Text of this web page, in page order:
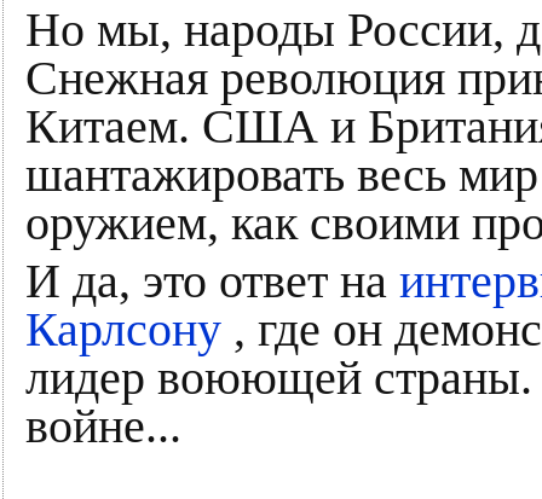
Но мы, народы России,
Снежная революция
Китаем. США и
шантажировать весь
оружием, как своими
И да, это ответ на
Карлсону , где он
лидер воюющей страны.
войне...